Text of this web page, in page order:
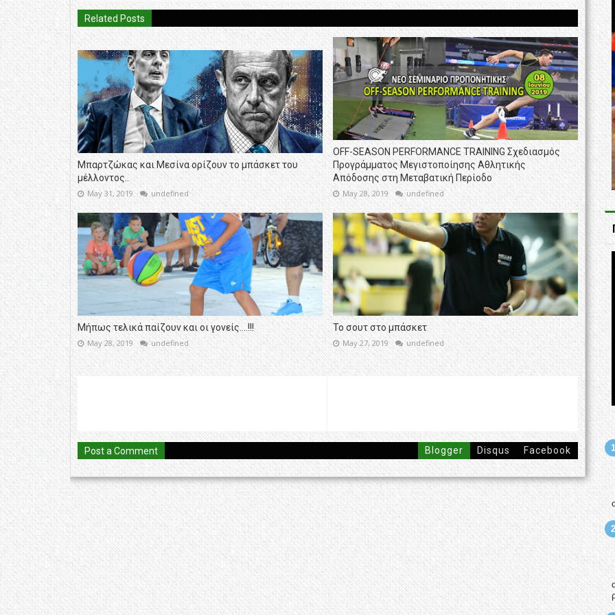
Related Posts
Μπαρτζώκας και Μεσίνα ορίζουν το μπάσκετ του
μέλλοντος..
May 31, 2019 undefined
OFF-SEASON PERFORMANCE TRAINING Σχεδιασμός
Προγράμματος Μεγιστοποίησης Αθλητικής
Απόδοσης στη Μεταβατική Περίοδο
May 28, 2019 undefined
Μήπως τελικά παίζουν και οι γονείς....!!!
May 28, 2019 undefined
Το σουτ στο μπάσκετ
May 27, 2019 undefined
Post a Comment Blogger Disqus Facebook